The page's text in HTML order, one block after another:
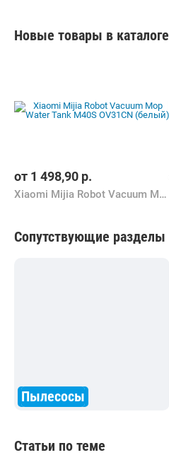
Новые товары в каталоге
от 1 498,90 р.
Xiaomi Mijia Robot Vacuum Mop Water Tank M40S OV31CN (белый)
Сопутствующие разделы
Пылесосы
Статьи по теме